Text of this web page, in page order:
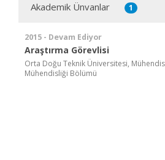
Akademik Ünvanlar 1
2015 - Devam Ediyor
Araştırma Görevlisi
Orta Doğu Teknik Üniversitesi,
Mühendisliği Bölümü